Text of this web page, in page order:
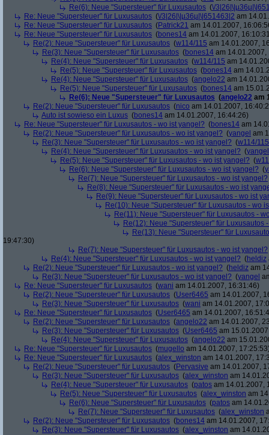
Re(6): Neue "Supersteuer" für Luxusautos (\/
Re: Neue "Supersteuer" für Luxusautos (\/3|26|\|µ36µ|\|651463|2 am
Re: Neue "Supersteuer" für Luxusautos (Patrick21 am 14.01.2007,
Re: Neue "Supersteuer" für Luxusautos (bones14 am 14.01.2007,
Re(2): Neue "Supersteuer" für Luxusautos (w114/115 am 14.01.2007,
Re(3): Neue "Supersteuer" für Luxusautos (bones14 am 14.01.2007,
Re(4): Neue "Supersteuer" für Luxusautos (w114/115 am
Re(5): Neue "Supersteuer" für Luxusautos (bones14 am
Re(4): Neue "Supersteuer" für Luxusautos (angelo22 am
Re(5): Neue "Supersteuer" für Luxusautos (bones14 am
Re(6): Neue "Supersteuer" für Luxusautos (angelo22 am
Re(2): Neue "Supersteuer" für Luxusautos (nico am 14.01.2007,
Auto ist sowieso ein Luxus (bones14 am 14.01.2007, 16:44:26)
Re: Neue "Supersteuer" für Luxusautos - wo ist yangel? (bones14 am
Re(2): Neue "Supersteuer" für Luxusautos - wo ist yangel? (yangel am
Re(3): Neue "Supersteuer" für Luxusautos - wo ist yangel? (w114/115
Re(4): Neue "Supersteuer" für Luxusautos - wo ist yangel? (yangel
Re(5): Neue "Supersteuer" für Luxusautos - wo ist yangel? (
Re(6): Neue "Supersteuer" für Luxusautos - wo ist yangel? (
Re(7): Neue "Supersteuer" für Luxusautos - wo ist yangel?
Re(8): Neue "Supersteuer" für Luxusautos - wo ist
Re(9): Neue "Supersteuer" für Luxusautos - wo ist
Re(10): Neue "Supersteuer" für Luxusautos - wo
Re(11): Neue "Supersteuer" für Luxusautos -
Re(12): Neue "Supersteuer" für Luxusautos
Re(13): Neue "Supersteuer" für
19:47:30)
Re(7): Neue "Supersteuer" für Luxusautos - wo ist yangel?
Re(4): Neue "Supersteuer" für Luxusautos - wo ist yangel? (heldiz
Re(2): Neue "Supersteuer" für Luxusautos - wo ist yangel? (heldiz am
Re(3): Neue "Supersteuer" für Luxusautos - wo ist yangel? (yangel
Re: Neue "Supersteuer" für Luxusautos (wani am 14.01.2007, 16:31:46)
Re(2): Neue "Supersteuer" für Luxusautos (User6465 am 14.01.2007,
Re(3): Neue "Supersteuer" für Luxusautos (wani am 14.01.2007,
Re: Neue "Supersteuer" für Luxusautos (User6465 am 14.01.2007,
Re(2): Neue "Supersteuer" für Luxusautos (angelo22 am 14.01.2007,
Re(3): Neue "Supersteuer" für Luxusautos (User6465 am
Re(4): Neue "Supersteuer" für Luxusautos (angelo22 am
Re: Neue "Supersteuer" für Luxusautos (mugello am 14.01.2007,
Re: Neue "Supersteuer" für Luxusautos (alex_winston am 14.01.2007,
Re(2): Neue "Supersteuer" für Luxusautos (Pervasive am 14.01.2007,
Re(3): Neue "Supersteuer" für Luxusautos (alex_winston am
Re(4): Neue "Supersteuer" für Luxusautos (patos am 14.01.2007,
Re(5): Neue "Supersteuer" für Luxusautos (alex_winston am
Re(6): Neue "Supersteuer" für Luxusautos (patos am
Re(7): Neue "Supersteuer" für Luxusautos (alex_winston
Re(2): Neue "Supersteuer" für Luxusautos (bones14 am 14.01.2007,
Re(3): Neue "Supersteuer" für Luxusautos (alex_winston am